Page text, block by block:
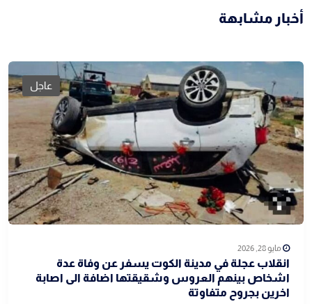
أخبار مشابهة
عاجل
مايو 28, 2026
انقلاب عجلة في مدينة الكوت يسفر عن وفاة عدة
اشخاص بينهم العروس وشقيقتها اضافة الى اصابة
اخرين بجروح متفاوتة